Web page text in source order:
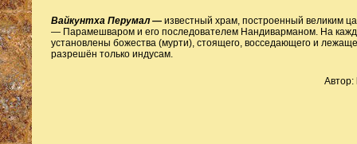
Вайкунтха Перумал — известный храм, построенный великим
— Парамешваром и его последователем Нандиварманом. На
установлены божества (мурти), стоящего, восседающего и
разрешён только индусам.
Автор: